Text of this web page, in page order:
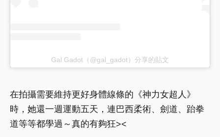
Gal Gadot（@gal_gadot）分享的貼文
在拍攝需要維持更好身體線條的《神力女超人》
時，她還一週運動五天，連巴西柔術、劍道、跆拳
道等等都學過～真的有夠狂><